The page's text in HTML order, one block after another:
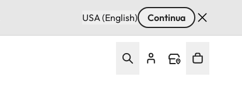
USA (English) Continua